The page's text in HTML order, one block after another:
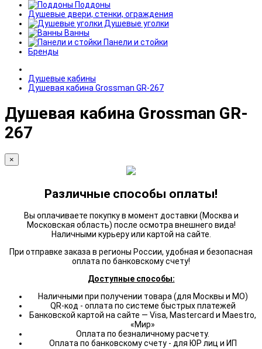
Поддоны
Душевые двери, стенки, ограждения
Душевые уголки
Ванны
Панели и стойки
Бренды
Душевые кабины
Душевая кабина Grossman GR-267
Душевая кабина Grossman GR-
267
×
Различные способы оплаты!
Вы оплачиваете покупку в момент доставки (Москва и
Московская область) после осмотра внешнего вида!
Наличными курьеру или картой на сайте.
При отправке заказа в регионы России, удобная и безопасная
оплата по банковскому счету!
Доступные способы:
Наличными при получении товара (для Москвы и МО)
QR-код - оплата по системе быстрых платежей
Банковской картой на сайте — Visa, Mastercard и Maestro,
«Мир»
Оплата по безналичному расчету.
Оплата по банковскому счету - для ЮР лиц и ИП